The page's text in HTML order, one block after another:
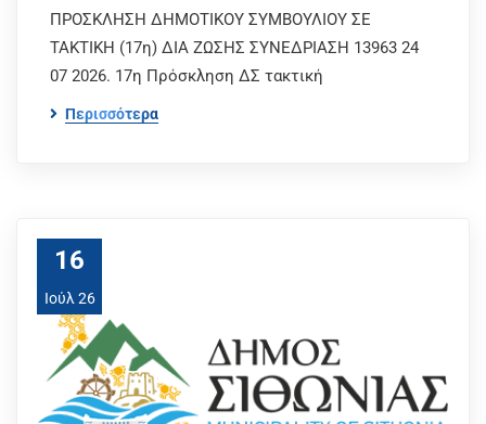
ΠΡΟΣΚΛΗΣΗ ΔΗΜΟΤΙΚΟΥ ΣΥΜΒΟΥΛΙΟΥ ΣΕ
ΤΑΚΤΙΚΗ (17η) ΔΙΑ ΖΩΣΗΣ ΣΥΝΕΔΡΙΑΣΗ 13963 24
07 2026. 17η Πρόσκληση ΔΣ τακτική
Περισσότερα
16
Ιούλ 26